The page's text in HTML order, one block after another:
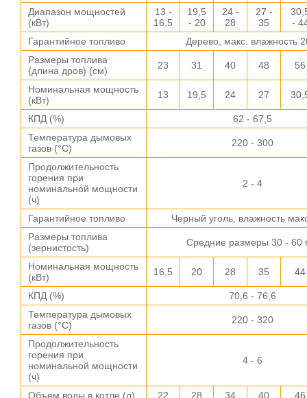
Диапазон мощностей
(кВт)
13 -
16,5
19,5
- 20
24 -
28
27 -
35
-
Гарантийное топливо
Дерево, макс. влажность
Размеры топлива
(длина дров) (см)
23 31 40 48 56
Номинальная мощность
(кВт)
13 19,5 24 27
КПД (%)
62 - 67,5
Температура дымовых
газов (°C)
220 - 300
Продолжительность
горения при
номинальной мощности
(ч)
2 - 4
Гарантийное топливо
Черный уголь, влажность
Размеры топлива
(зернистость)
Средние размеры 30 - 60
Номинальная мощность
(кВт)
16,5 20 28 35 44
КПД (%)
70,6 - 76,6
Температура дымовых
газов (°C)
220 - 320
Продолжительность
горения при
номинальной мощности
(ч)
4 - 6
Объем воды в котле (л) 22 28 34 40
46